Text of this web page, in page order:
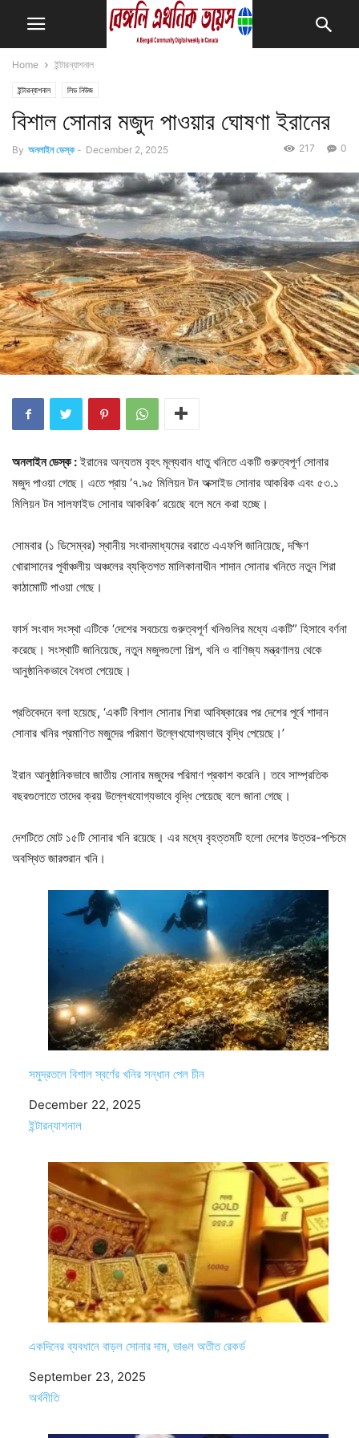
Home ইন্টারন্যাশনাল
ইন্টারন্যাশনাল লিড নিউজ
বিশাল সোনার মজুদ পাওয়ার ঘোষণা ইরানের
By অনলাইন ডেস্ক - December 2, 2025 0
217
অনলাইন ডেস্ক :ইরানের অন্যতম বৃহৎ মূল্যবান ধাতু খনিতে একটি গুরুত্বপূর্ণ সোনার
মজুদ পাওয়া গেছে। এতে প্রায় ‘৭.৯৫ মিলিয়ন টন অক্সাইড সোনার আকরিক এবং ৫৩.১
মিলিয়ন টন সালফাইড সোনার আকরিক’ রয়েছে বলে মনে করা হচ্ছে।
সোমবার (১ ডিসেম্বর) স্থানীয় সংবাদমাধ্যমের বরাতে এএফপি জানিয়েছে, দক্ষিণ
খোরাসানের পূর্বাঞ্চলীয় অঞ্চলের ব্যক্তিগত মালিকানাধীন শাদান সোনার খনিতে নতুন শিরা
কাঠামোটি পাওয়া গেছে।
ফার্স সংবাদ সংস্থা এটিকে ‘দেশের সবচেয়ে গুরুত্বপূর্ণ খনিগুলির মধ্যে একটি” হিসাবে বর্ণনা
করেছে। সংস্থাটি জানিয়েছে, নতুন মজুদগুলো শিল্প, খনি ও বাণিজ্য মন্ত্রণালয় থেকে
আনুষ্ঠানিকভাবে বৈধতা পেয়েছে।
প্রতিবেদনে বলা হয়েছে, ‘একটি বিশাল সোনার শিরা আবিষ্কারের পর দেশের পূর্বে শাদান
সোনার খনির প্রমাণিত মজুদের পরিমাণ উল্লেখযোগ্যভাবে বৃদ্ধি পেয়েছে।’
ইরান আনুষ্ঠানিকভাবে জাতীয় সোনার মজুদের পরিমাণ প্রকাশ করেনি। তবে সাম্প্রতিক
বছরগুলোতে তাদের ক্রয় উল্লেখযোগ্যভাবে বৃদ্ধি পেয়েছে বলে জানা গেছে।
দেশটিতে মোট ১৫টি সোনার খনি রয়েছে। এর মধ্যে বৃহত্তমটি হলো দেশের উত্তর-পশ্চিমে
অবস্থিত জারশুরান খনি।
সমুদ্রতলে বিশাল স্বর্ণের খনির সন্ধান পেল চীন
Date
December 22, 2025
In relation to
ইন্টারন্যাশনাল
একদিনের ব্যবধানে বাড়ল সোনার দাম, ভাঙল অতীত রেকর্ড
Date
September 23, 2025
In relation to
অর্থনীতি